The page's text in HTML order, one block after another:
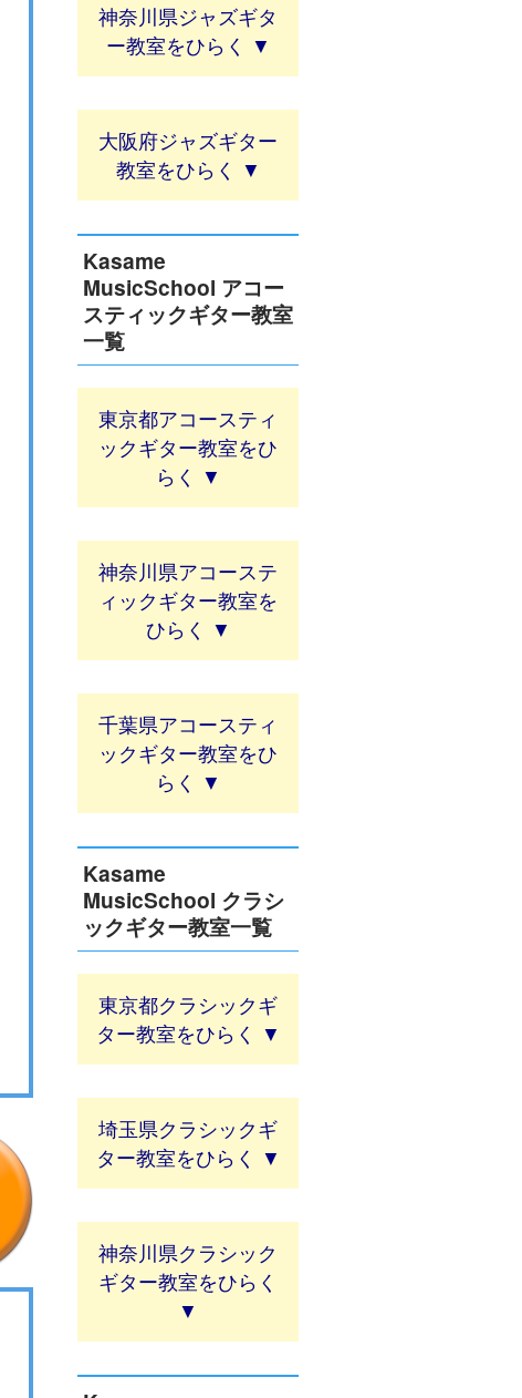
神奈川県ジャズギタ
ー教室
大阪府ジャズギター
教室
Kasame
MusicSchool アコー
スティックギター教室
一覧
東京都アコースティ
ックギター教室
神奈川県アコーステ
ィックギター教室
千葉県アコースティ
ックギター教室
Kasame
MusicSchool クラシ
ックギター教室一覧
東京都クラシックギ
ター教室
埼玉県クラシックギ
ター教室
神奈川県クラシック
ギター教室